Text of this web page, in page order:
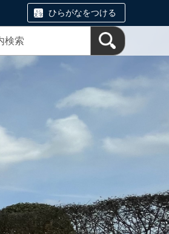
ひらがなをつける